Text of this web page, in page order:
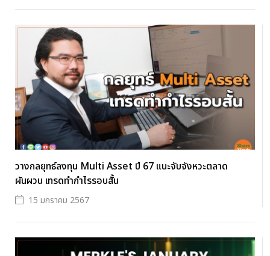
วางกลยุทธ์ลงทุน Multi Asset ปี 67 แนะจับจังหวะตลาด
ผันผวน เทรดทำกำไรรอบสั้น
15 มกราคม 2567